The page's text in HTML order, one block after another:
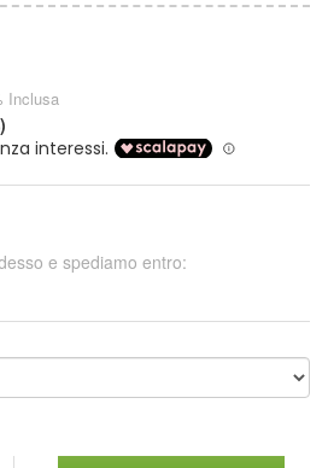
Inclusa
e spediamo entro: